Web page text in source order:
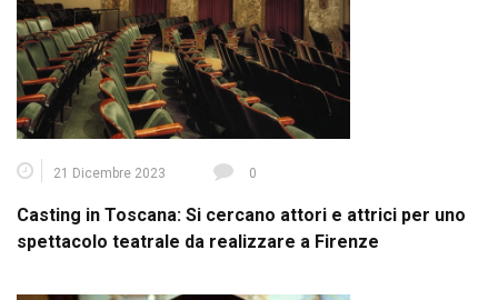
21 Dicembre 2023 0
Casting in Toscana: Si cercano attori e attrici per uno
spettacolo teatrale da realizzare a Firenze